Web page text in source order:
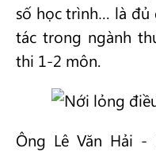
số học trình… là đủ
tác trong ngành
thi 1-2 môn.
Ông Lê Văn Hải -